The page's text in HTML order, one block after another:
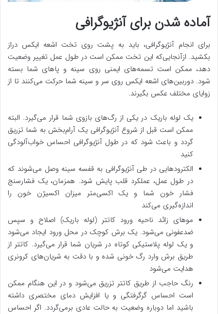
آماده شدن برای آنژیوگرافی
برای انجام آنژیوگرافی، باید به پشت روی تخت اشعه ایکس دراز
بکشید. ازآنجایی‌که این تخت ممکن است در طول عمل تغییر وضعیت
دهد، ممکن است تسمه‌های ایمنی روی سینه و پاهای شما بسته
شود. دوربین‌های اشعه ایکس روی سر و سینه شما حرکت می‌کنند تا از
زوایای مختلف عکس بگیرند.
یک لوله باریک در یکی از رگ‌های بازوی شما قرار می‌گیرد. البته
ممکن است قبل از شروع آنژیوگرافی یک آرام‌بخش به شما تزریق
گردد و باعث شود که در طول آنژیوگرافی احساس خواب‌آلودگی
کنید
الکترودهایی در طی آنژیوگرافی به قفسه سینه وصل می‌شوند که
در طول عمل، عملکرد قلب پایش شود. همزمان، یک فشارسنج
فشار خون شما و یک اکسی‌متر میزان اکسیژن خون را
اندازه‌گیری می‌کند
موهای زائد ناحیه ورود کاتتر (لوله باریک) اصلاح و سپس
ضدعفونی می‌شود. یک برش کوچک در محل ورود ایجاد می‌شود
و یک لوله پلاستیکی کوتاه در شریان شما قرار می‌گیرد. کاتتر از
طریق برش وارد رگ خونی شده و با دقت به شریان‌های کرونری
هدایت می‌شود
رنگ حاجب از طریق کاتتر تزریق می‌شود و در این هنگام ممکن
است احساس گرگرفتگی و یا افزایش دمای مختصری داشته
باشید اما دوباره وضعیت به حالت عادی برمی‌گردد. اگر احساس